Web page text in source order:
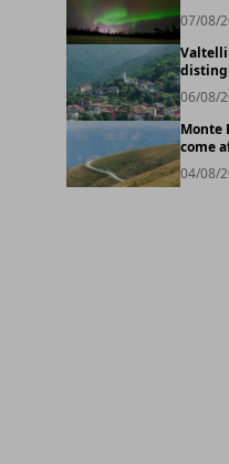
07/08/
06/08/
Monte
come
04/08/